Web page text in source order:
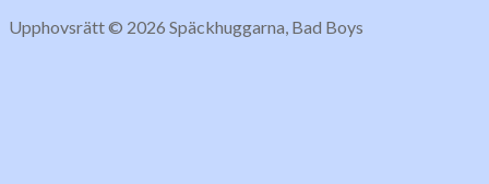
Upphovsrätt © 2026 Späckhuggarna, Bad Boys